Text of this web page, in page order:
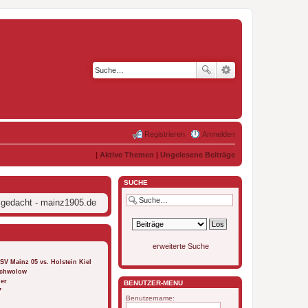
Anmelden
Registrieren
| Aktive Themen | Ungelesene Beiträge
- mainz1905.de
Mainz 05 vs. Holstein Kiel
SUCHE
erweiterte Suche
BENUTZER-MENÜ
Benutzername: